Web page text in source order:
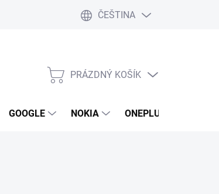
ČEŠTINA
NÁKUPNÍ
PRÁZDNÝ KOŠÍK
GOOGLE NOKIA ONEPLUS